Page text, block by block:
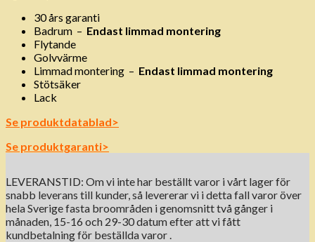
30 års garanti
Badrum – Endast limmad montering
Flytande
Golvvärme
Limmad montering – Endast limmad montering
Stötsäker
Lack
Se produktdatablad>
Se produktgaranti>
LEVERANSTID: Om vi ​​inte har beställt varor i vårt lager för
snabb leverans till kunder, så levererar vi i detta fall varor över
hela Sverige fasta broområden i genomsnitt två gånger i
månaden, 15-16 och 29-30 datum efter att vi fått
kundbetalning för beställda varor .